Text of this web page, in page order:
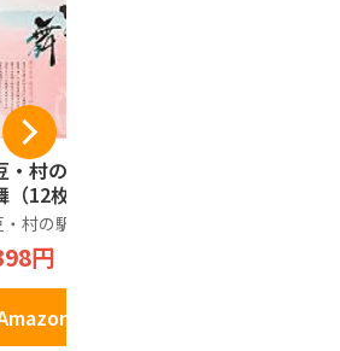
・村の駅 桜えび
（12枚入り）
村の駅
円
で見る